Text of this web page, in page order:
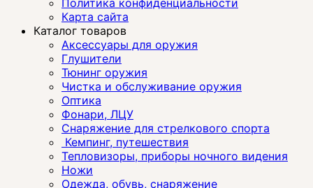
Карта сайта
Каталог товаров
Аксессуары для оружия
Глушители
Тюнинг оружия
Чистка и обслуживание оружия
Оптика
Фонари, ЛЦУ
Снаряжение для стрелкового спорта
Кемпинг, путешествия
Тепловизоры, приборы ночного видения
Ножи
Одежда, обувь, снаряжение